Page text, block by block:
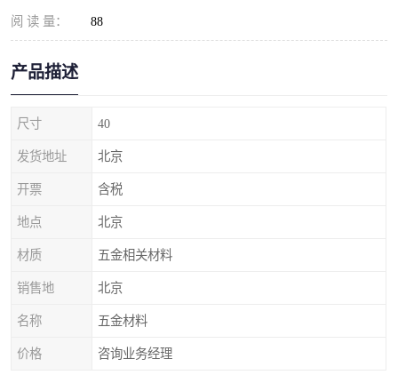
阅 读 量： 88
产品描述
尺寸 40
发货地址 北京
开票 含税
地点 北京
材质 五金相关材料
销售地 北京
名称 五金材料
价格 咨询业务经理